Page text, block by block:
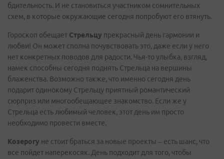
бдительность. И не становиться участником сомнительных
схем, в которые окружающие сегодня попробуют его втянуть.
Гороскоп обещает Стрельцу прекрасный день гармонии и
любви! Он может сполна почувствовать это, даже если у него
нет конкретных поводов для радости. Чья-то улыбка, взгляд,
намек способны сегодня поднять Стрельца на вершины
блаженства. Возможно также, что именно сегодня день
подарит одинокому Стрельцу приятный романтический
сюрприз или многообещающее знакомство. Если же у
Стрельца есть любимый человек, этот день им просто
необходимо провести вместе.
Козерогу не стоит браться за новые проекты – есть шанс, что
все пойдет наперекосяк. День подходит для того, чтобы